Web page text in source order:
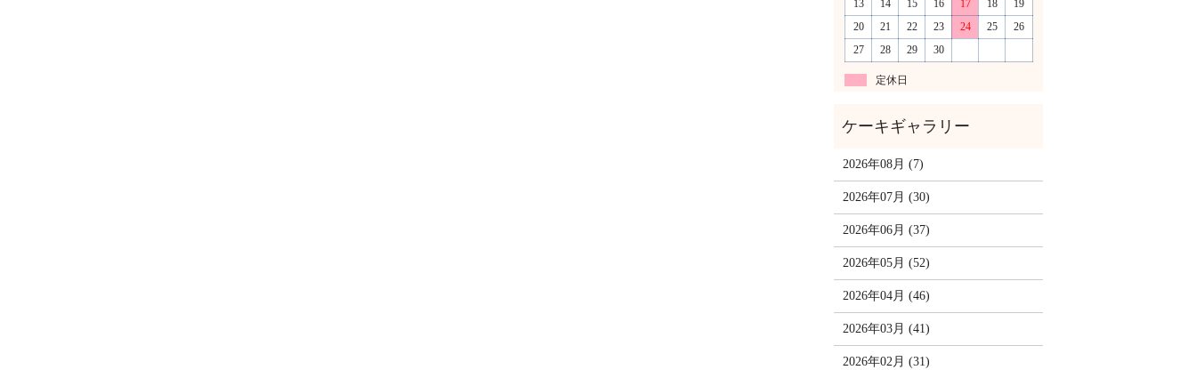
13
14 15 16 17 18
19
20
21 22 23 24 25
26
27
28 29 30
定休日
2026年08月 (7)
2026年07月 (30)
2026年06月 (37)
2026年05月 (52)
2026年04月 (46)
2026年03月 (41)
2026年02月 (31)